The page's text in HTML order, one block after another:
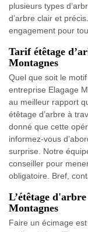
plusieurs types
d’arbre clair et
engagement pour
Tarif étêtage
Montagnes
Quel que soit le
entreprise Elagage
au meilleur rapport
étêtage d’arbre à
donné que cette
informez-vous
surprise. Notre
conseiller pour
obligatoire. Bref,
L’étêtage
Montagnes
Faire un écimage